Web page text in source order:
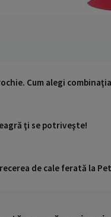
Cum alegi
ţi se potriveşte!
de cale ferată la